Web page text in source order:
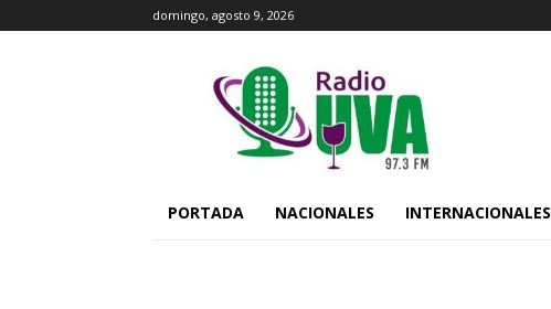
domingo, agosto 9, 2026
PORTADA NACIONALES INTERNACIONALES